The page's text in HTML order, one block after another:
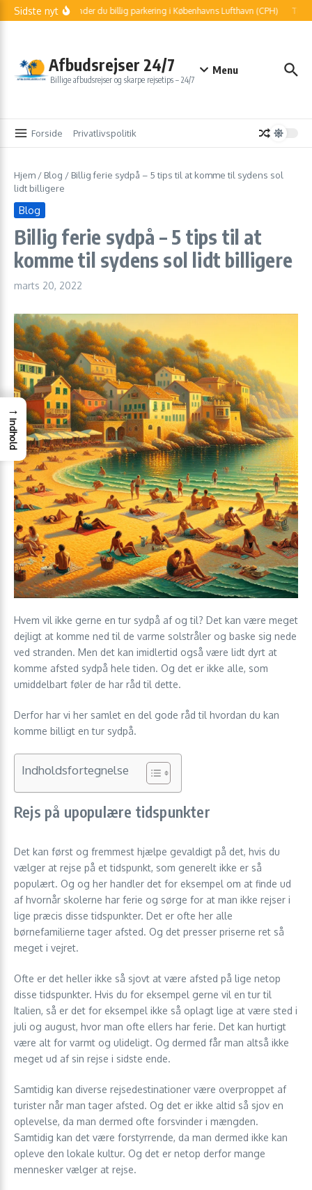
Fortsæt til indhold
Sidste nytSådan finder du billig parkering i Københavns Lufthavn (CPH) Told
Afbudsrejser 24/7
Billige afbudsrejser og skarpe rejsetips – 24/7
Menu
Forside Privatlivspolitik
Hjem / Blog / Billig ferie sydpå – 5 tips til at komme til sydens sol
lidt billigere
Blog
Billig ferie sydpå – 5 tips til at
komme til sydens sol lidt billigere
marts 20, 2022
Hvem vil ikke gerne en tur sydpå af og til? Det kan være meget
dejligt at komme ned til de varme solstråler og baske sig nede
ved stranden. Men det kan imidlertid også være lidt dyrt at
komme afsted sydpå hele tiden. Og det er ikke alle, som
umiddelbart føler de har råd til dette.
Derfor har vi her samlet en del gode råd til hvordan du kan
komme billigt en tur sydpå.
Indholdsfortegnelse
Rejs på upopulære tidspunkter
Det kan først og fremmest hjælpe gevaldigt på det, hvis du
vælger at rejse på et tidspunkt, som generelt ikke er så
populært. Og og her handler det for eksempel om at finde ud
af hvornår skolerne har ferie og sørge for at man ikke rejser i
lige præcis disse tidspunkter. Det er ofte her alle
børnefamilierne tager afsted. Og det presser priserne ret så
meget i vejret.
Ofte er det heller ikke så sjovt at være afsted på lige netop
disse tidspunkter. Hvis du for eksempel gerne vil en tur til
Italien, så er det for eksempel ikke så oplagt lige at være sted i
juli og august, hvor man ofte ellers har ferie. Det kan hurtigt
være alt for varmt og ulideligt. Og dermed får man altså ikke
meget ud af sin rejse i sidste ende.
Samtidig kan diverse rejsedestinationer være overproppet af
turister når man tager afsted. Og det er ikke altid så sjov en
oplevelse, da man dermed ofte forsvinder i mængden.
Samtidig kan det være forstyrrende, da man dermed ikke kan
opleve den lokale kultur. Og det er netop derfor mange
mennesker vælger at rejse.
→
Indhold